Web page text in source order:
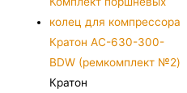
Кратон